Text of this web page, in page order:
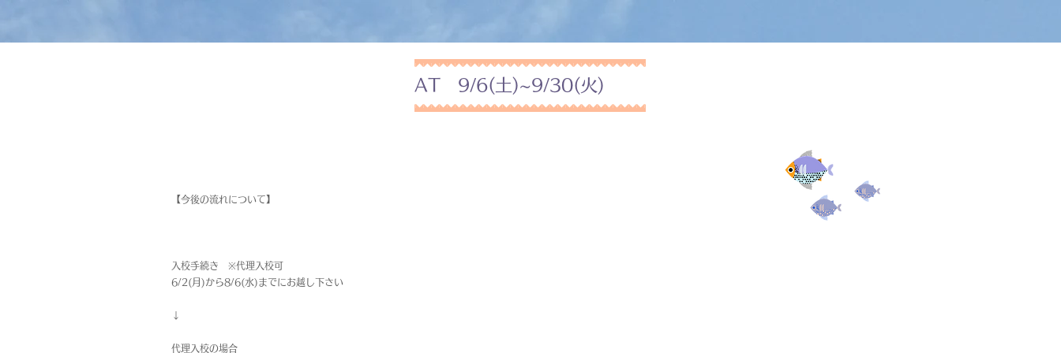
AT 9/6(土)~9/30(火)
【今後の流れについて】
入校手続き ※代理入校可
6/2(月)から8/6(水)までにお越し下さい
↓
代理入校の場合